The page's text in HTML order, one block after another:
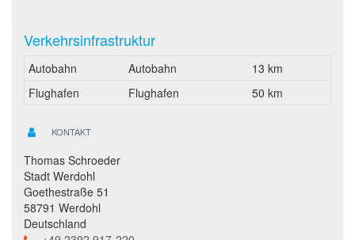
Verkehrsinfrastruktur
Autobahn Autobahn
13 km
Flughafen
Flughafen 50 km
KONTAKT
Thomas Schroeder
Stadt Werdohl
Goethestraße 51
58791 Werdohl
Deutschland